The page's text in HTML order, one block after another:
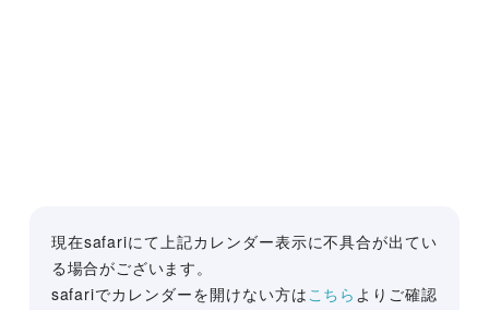
現在safariにて上記カレンダー表示に不具合が出てい
る場合がございます。
safariでカレンダーを開けない方はこちら よりご確認